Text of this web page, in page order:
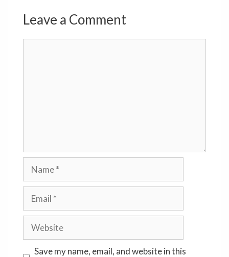
Leave a Comment
Save my name, email, and website in this